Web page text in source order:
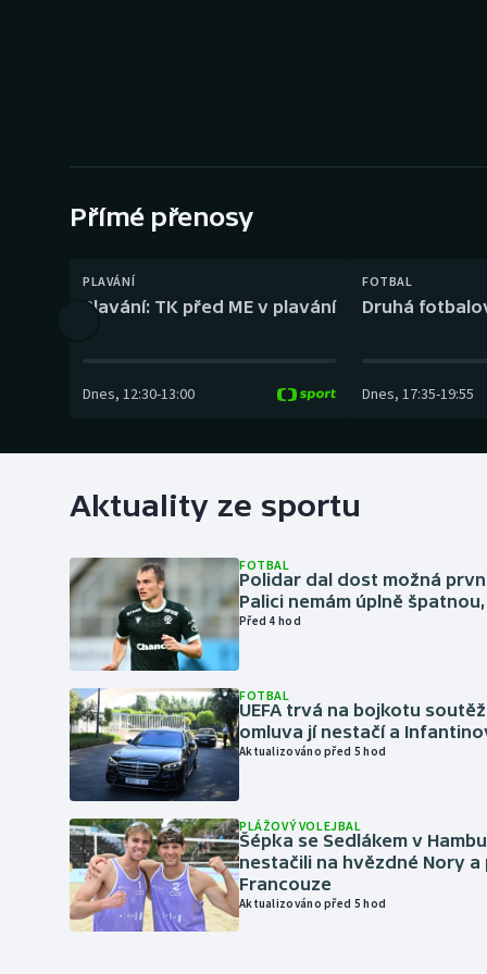
Futsal
Přímé přenosy
PLAVÁNÍ
Plavání: TK před ME v plavání
Dnes, 12:30-13:00
FOTBAL
Druhá
Dnes, 17:35-19:55
Aktuality ze sportu
FOTBAL
Polidar dal dost možná
Palici nemám úplně
Před 4 hod
FOTBAL
UEFA trvá na bojkotu soutěží
omluva jí nestačí a
Aktualizováno před 5 hod
PLÁŽOVÝ VOLEJBAL
Šépka se Sedlákem v
nestačili na hvězdné Nory a
Francouze
Aktualizováno před 5 hod